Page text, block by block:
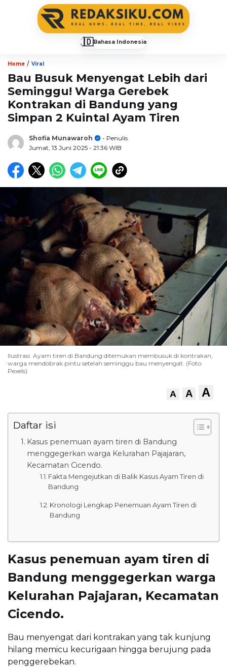
🇮🇩Bahasa Indonesia
Home / Viral
Bau Busuk Menyengat Lebih dari
Seminggu! Warga Gerebek
Kontrakan di Bandung yang
Simpan 2 Kuintal Ayam Tiren
Shofia Munawaroh
- Penulis
Jumat, 13 Juni 2025 - 21:36 WIB
Ilustrasi. Ayam tiren di Bandung ditemukan membusuk di kontrakan,
warga mendobrak pintu setelah seminggu bau menyengat. (Foto:
Pexels)
A A A
Daftar isi
Kasus penemuan ayam tiren di Bandung
menggegerkan warga Kelurahan Pajajaran,
Kecamatan Cicendo.
Fakta Mengejutkan di Balik Kasus Ayam Tiren di
Bandung
Kronologi Lengkap Penemuan Ayam Tiren di
Bandung
Kasus penemuan ayam tiren di
Bandung menggegerkan warga
Kelurahan Pajajaran, Kecamatan
Cicendo.
Bau menyengat dari kontrakan yang tak kunjung
hilang memicu kecurigaan hingga berujung pada
penggerebekan.